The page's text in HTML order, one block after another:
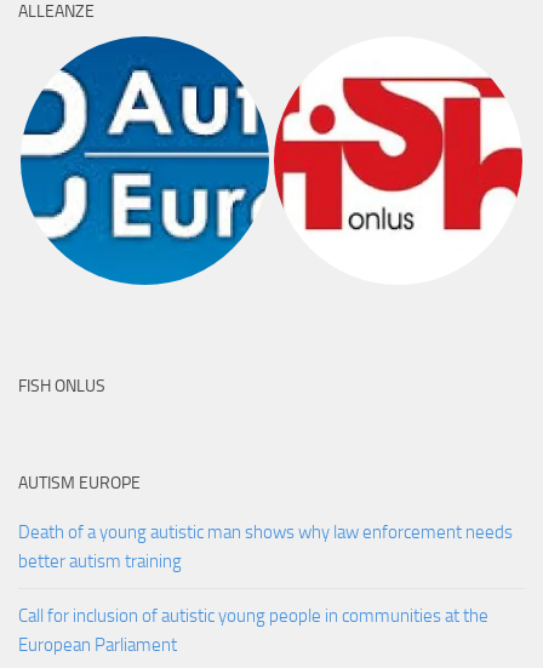
ALLEANZE
FISH ONLUS
AUTISM EUROPE
Death of a young autistic man shows why law enforcement needs
better autism training
Call for inclusion of autistic young people in communities at the
European Parliament